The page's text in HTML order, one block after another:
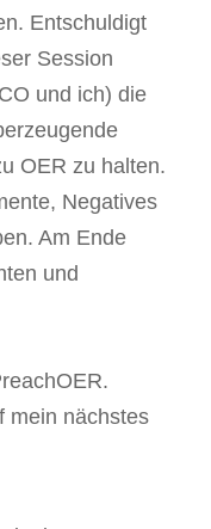
Entschuldigt
Session
und ich) die
OER zu halten.
Negatives
Am Ende
und
mein nächstes